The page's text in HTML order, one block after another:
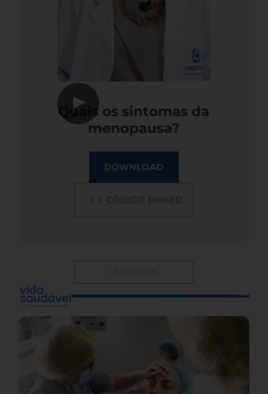
▶
Quais os sintomas da
menopausa?
DOWNLOAD
VEJA TODOS